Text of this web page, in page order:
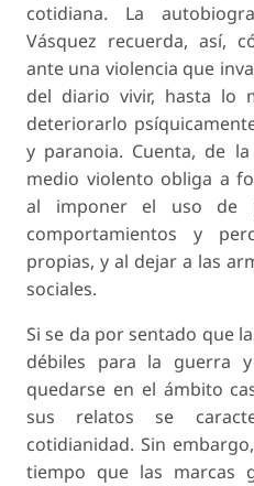
cotidiana. La
Vásquez recuerda, así,
ante una violencia que
del diario vivir, hasta lo
deteriorarlo
y paranoia. Cuenta, de
medio violento obliga a
al imponer el uso de
comportamientos y
propias, y al dejar a las
sociales.
Si se da por sentado que
débiles para la guerra
quedarse en el ámbito
sus relatos se
cotidianidad. Sin
tiempo que las marcas